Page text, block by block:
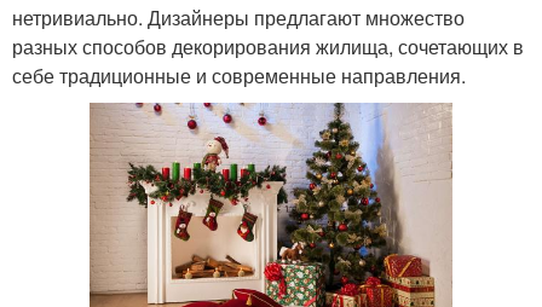
нетривиально. Дизайнеры предлагают множество
разных способов декорирования жилища, сочетающих в
себе традиционные и современные направления.